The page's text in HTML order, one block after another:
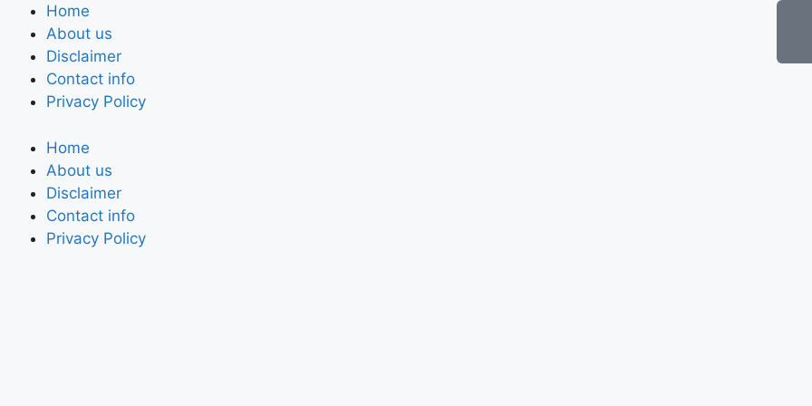
Home
About us
Disclaimer
Contact info
Privacy Policy
Home
About us
Disclaimer
Contact info
Privacy Policy